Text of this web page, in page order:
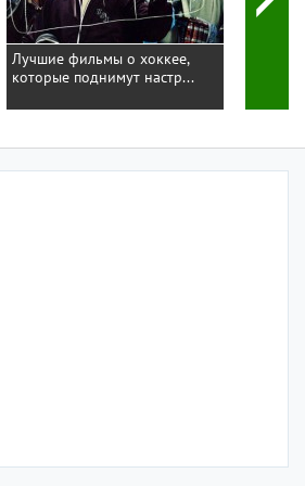
Лучшие фильмы о хоккее,
которые поднимут настр...